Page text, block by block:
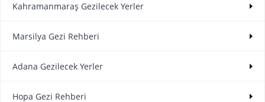
Kahramanmaraş Gezilecek Yerler
Marsilya Gezi Rehberi
Adana Gezilecek Yerler
Hopa Gezi Rehberi